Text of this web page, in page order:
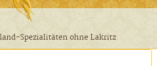
Spezialitäten ohne Lakritz